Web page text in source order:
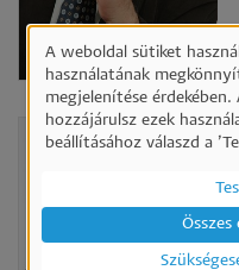
Személyes
adatok
és
használata
A weboldal sütiket
használatának
megjelenítése
hozzájárulsz ezek
beállításához válaszd a
Összes